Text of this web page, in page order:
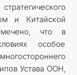
и Китайской
что в
особое
Устава ООН,